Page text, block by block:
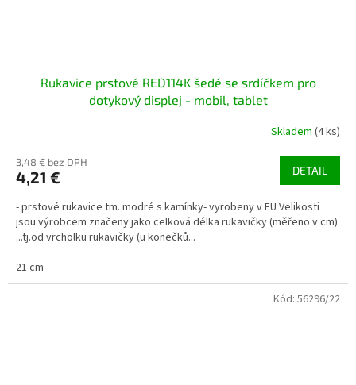
Rukavice prstové RED114K šedé se srdíčkem pro
dotykový displej - mobil, tablet
Skladem (4 ks)
3,48 € bez DPH
4,21 € DETAIL
- prstové rukavice tm. modré s kamínky- vyrobeny v EU Velikosti
jsou výrobcem značeny jako celková délka rukavičky (měřeno v cm)
...tj.od vrcholku rukavičky (u konečků...
21 cm
Kód: 56296/22